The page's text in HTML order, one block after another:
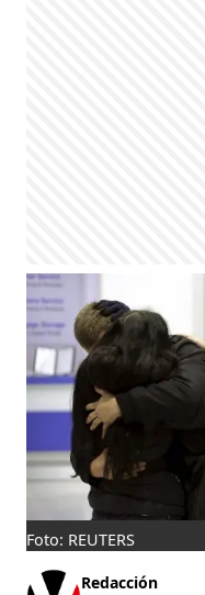
Foto: REUTERS
Redacción